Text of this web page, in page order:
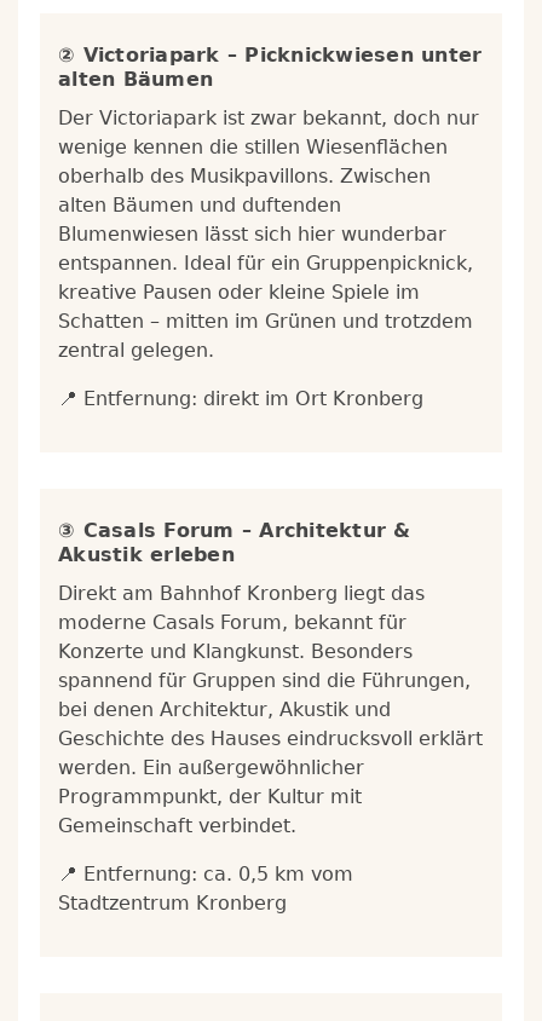
② Victoriapark – Picknickwiesen unter
alten Bäumen
Der Victoriapark ist zwar bekannt, doch nur
wenige kennen die stillen Wiesenflächen
oberhalb des Musikpavillons. Zwischen
alten Bäumen und duftenden
Blumenwiesen lässt sich hier wunderbar
entspannen. Ideal für ein Gruppenpicknick,
kreative Pausen oder kleine Spiele im
Schatten – mitten im Grünen und trotzdem
zentral gelegen.
📍 Entfernung: direkt im Ort Kronberg
③ Casals Forum – Architektur &
Akustik erleben
Direkt am Bahnhof Kronberg liegt das
moderne Casals Forum, bekannt für
Konzerte und Klangkunst. Besonders
spannend für Gruppen sind die Führungen,
bei denen Architektur, Akustik und
Geschichte des Hauses eindrucksvoll erklärt
werden. Ein außergewöhnlicher
Programmpunkt, der Kultur mit
Gemeinschaft verbindet.
📍 Entfernung: ca. 0,5 km vom
Stadtzentrum Kronberg